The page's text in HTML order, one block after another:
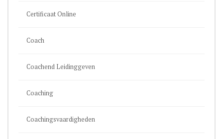
Certificaat Online
Coach
Coachend Leidinggeven
Coaching
Coachingsvaardigheden